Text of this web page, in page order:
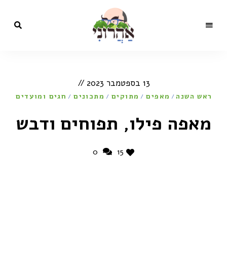
הקולינריה
של השף
אהרוני
טלוויזיה
של
ישראל
13 בספטמבר 2023
ראש השנה / מאפים / מתוקים / מתכונים / חגים ומועדים
מאפה פילו, תפוחים ודבש
15